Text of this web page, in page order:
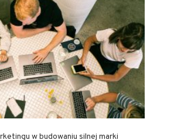
w budowaniu silnej marki